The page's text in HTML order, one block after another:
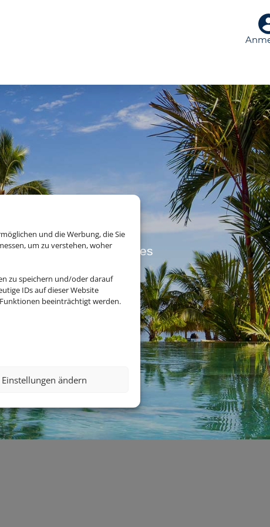
und die Werbung, die Sie
um zu verstehen, woher
zu speichern und/oder darauf
IDs auf dieser Website
beeinträchtigt werden.
Einstellungen ändern
& Co.KG im Auftrag des